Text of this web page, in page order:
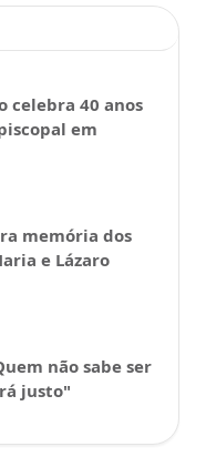
celebra 40 anos
em
memória dos
e Lázaro
não sabe ser
justo"